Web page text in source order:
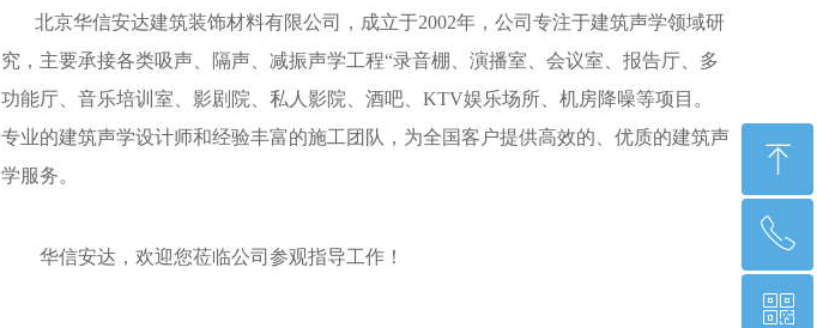
北京华信安达建筑装饰材料有限公司，成立于2002年，公司专注于建筑声学领域研
究，主要承接各类吸声、隔声、减振声学工程“录音棚、演播室、会议室、报告厅、多
功能厅、音乐培训室、影剧院、私人影院、酒吧、KTV娱乐场所、机房降噪等项目。
专业的建筑声学设计师和经验丰富的施工团队，为全国客户提供高效的、优质的建筑声
学服务。
华信安达，欢迎您莅临公司参观指导工作！
ꁸ
回到顶部
ꂅ
18601143851
ꀥ